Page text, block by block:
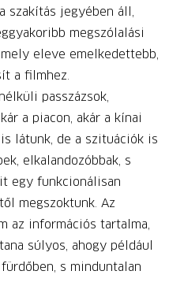
szakítás jegyében áll,
megszólalási
eleve emelkedettebb,
a filmhez.
passzázsok,
a piacon, akár a kínai
látunk, de a szituációk is
elkalandozóbbak, s
egy funkcionálisan
megszoktunk. Az
az információs tartalma,
súlyos, ahogy például
s minduntalan